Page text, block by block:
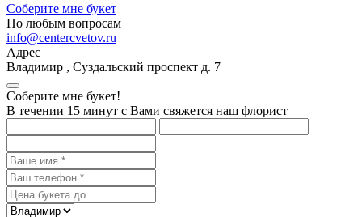
Соберите мне букет
По любым вопросам
info@centercvetov.ru
Адрес
Владимир , Суздальский проспект д. 7
Соберите мне букет!
В течении 15 минут с Вами свяжется наш флорист